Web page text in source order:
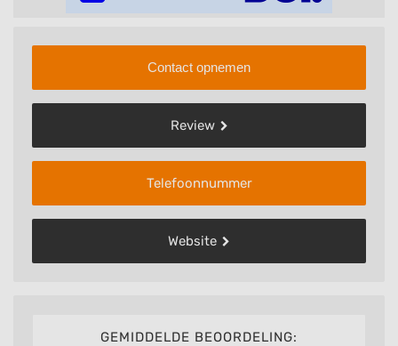
Contact opnemen
Review
Telefoonnummer
Website
GEMIDDELDE BEOORDELING: